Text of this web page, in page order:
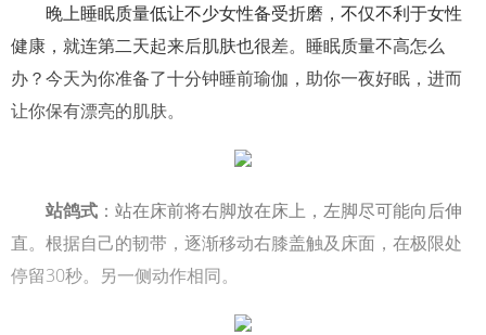
晚上睡眠质量低让不少女性备受折磨，不仅不利于女性
健康，就连第二天起来后肌肤也很差。睡眠质量不高怎么
办？今天为你准备了十分钟睡前瑜伽，助你一夜好眠，进而
让你保有漂亮的肌肤。
站鸽式 ：站在床前将右脚放在床上，左脚尽可能向后伸
直。根据自己的韧带，逐渐移动右膝盖触及床面，在极限处
停留30秒。另一侧动作相同。